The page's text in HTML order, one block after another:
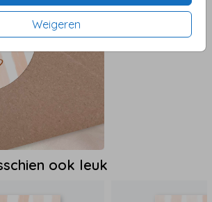
Weigeren
ook superleuk voor een cocktail
met ‘Spritz vibes’. Cheers!
ook leuk